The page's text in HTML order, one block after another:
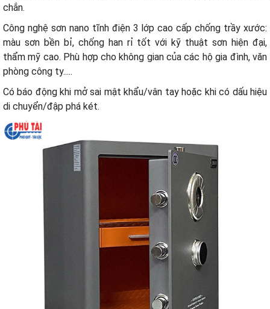
chắn.
Công nghệ sơn nano tĩnh điện 3 lớp cao cấp chống trầy xước:
màu sơn bền bỉ, chống han rỉ tốt với kỹ thuật sơn hiện đại,
thẩm mỹ cao. Phù hợp cho không gian của các hộ gia đình, văn
phòng công ty.....
Có báo động khi mở sai mật khẩu/vân tay hoặc khi có dấu hiệu
di chuyển/đập phá két.